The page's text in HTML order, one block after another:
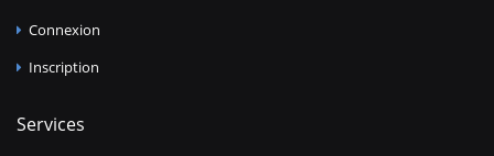
Connexion
Inscription
Services